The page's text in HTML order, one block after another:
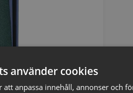
använder cookies
att anpassa innehåll, annonser och